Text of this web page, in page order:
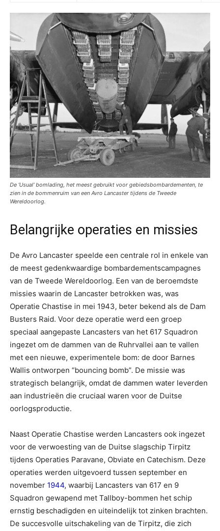
De ‘Usual’ bomlading, het meest gebruikt voor gebiedsbombardementen, te
zien in de bommenruim van een Avro Lancaster tijdens de Tweede
Wereldoorlog.
Belangrijke operaties en missies
De Avro Lancaster speelde een centrale rol in enkele van
de meest gedenkwaardige bombardementscampagnes
van de Tweede Wereldoorlog. Een van de beroemdste
missies waarin de Lancaster betrokken was, was
Operatie Chastise in mei 1943, beter bekend als de Dam
Busters Raid. Voor deze operatie werd een groep
speciaal aangepaste Lancasters van het 617 Squadron
ingezet om de dammen van de Ruhrvallei aan te vallen
met een nieuwe, experimentele bom: de door Barnes
Wallis ontworpen “bouncing bomb”. De missie was
strategisch belangrijk, omdat de dammen water leverden
aan industrieën die cruciaal waren voor de Duitse
oorlogsproductie.
Naast Operatie Chastise werden Lancasters ook ingezet
voor de verwoesting van de Duitse slagschip Tirpitz
tijdens Operaties Paravane, Obviate en Catechism. Deze
operaties werden uitgevoerd tussen september en
november 1944, waarbij Lancasters van 617 en 9
Squadron gewapend met Tallboy-bommen het schip
ernstig beschadigden en uiteindelijk tot zinken brachten.
De succesvolle uitschakeling van de Tirpitz, die zich